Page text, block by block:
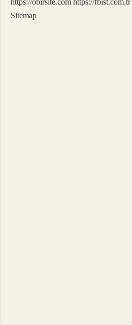
Kadar
https://obirsite.com https://fbist.com.tr
Sitemap